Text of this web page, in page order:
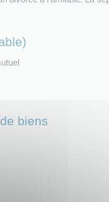
biens